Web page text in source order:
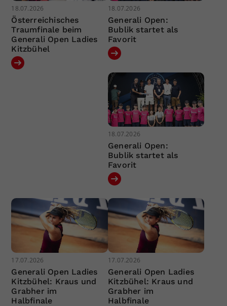
18.07.2026
Österreichisches
Traumfinale beim
Generali Open Ladies
Kitzbühel
18.07.2026
Generali Open:
Bublik startet als
Favorit
18.07.2026
Generali Open:
Bublik startet als
Favorit
17.07.2026
Generali Open Ladies
Kitzbühel: Kraus und
Grabher im
Halbfinale
17.07.2026
Generali Open Ladies
Kitzbühel: Kraus und
Grabher im
Halbfinale